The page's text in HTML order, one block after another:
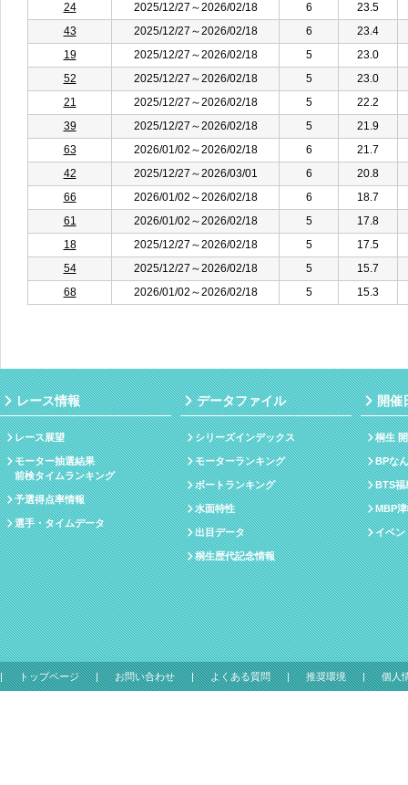
24
2025/12/27～2026/02/18 6
23.5
43
2025/12/27～2026/02/18 6
23.4
19
2025/12/27～2026/02/18 5
23.0
52
2025/12/27～2026/02/18 5
23.0
21
2025/12/27～2026/02/18 5
22.2
39
2025/12/27～2026/02/18 5
21.9
63
2026/01/02～2026/02/18 6
21.7
42
2025/12/27～2026/03/01 6
20.8
66
2026/01/02～2026/02/18 6
18.7
61
2026/01/02～2026/02/18 5
17.8
18
2025/12/27～2026/02/18 5
17.5
54
2025/12/27～2026/02/18 5
15.7
68
2026/01/02～2026/02/18 5 15.3
レース情報
レース展望
モーター抽選結果
前検タイムランキング
予選得点率情報
選手・タイムデータ
データファイル
シリーズインデックス
モーターランキング
ボートランキング
水面特性
出目データ
桐生歴代記念情報
開催
桐生
BPな
BTS福
MBP
イベン
トップページ お問い合わせ よくある質問 推奨環境 個人